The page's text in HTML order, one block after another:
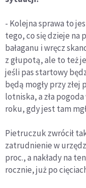
- Kolejna sprawa to
tego, co się dzieje na
bałaganu i wręcz
z głupotą, ale to też
jeśli pas startowy
będą mogły przy
lotniska, a zła
roku, gdy jest tam
Pietruczuk zwrócił
zatrudnienie w
proc., a nakłady na
rocznie, już po